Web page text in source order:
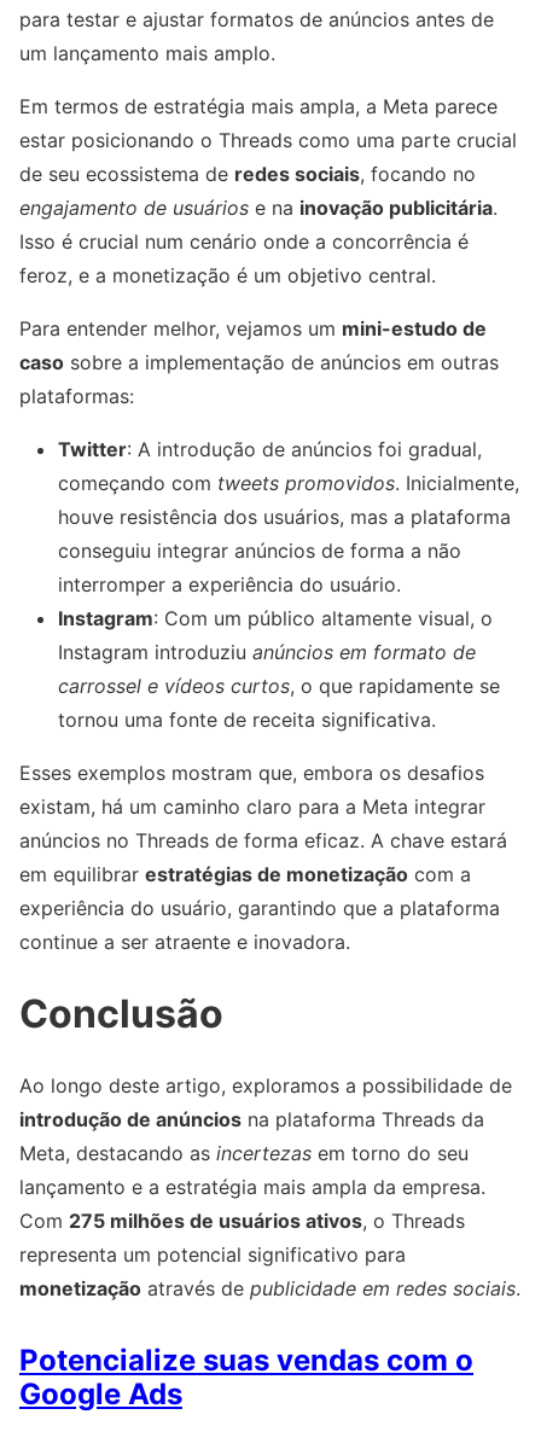
para testar e ajustar formatos de anúncios antes de
um lançamento mais amplo.
Em termos de estratégia mais ampla, a Meta parece
estar posicionando o Threads como uma parte crucial
de seu ecossistema de redes sociais, focando no
engajamento de usuários e na inovação publicitária.
Isso é crucial num cenário onde a concorrência é
feroz, e a monetização é um objetivo central.
Para entender melhor, vejamos um mini-estudo de
caso sobre a implementação de anúncios em outras
plataformas:
Twitter: A introdução de anúncios foi gradual,
começando com tweets promovidos. Inicialmente,
houve resistência dos usuários, mas a plataforma
conseguiu integrar anúncios de forma a não
interromper a experiência do usuário.
Instagram: Com um público altamente visual, o
Instagram introduziu anúncios em formato de
carrossel e vídeos curtos, o que rapidamente se
tornou uma fonte de receita significativa.
Esses exemplos mostram que, embora os desafios
existam, há um caminho claro para a Meta integrar
anúncios no Threads de forma eficaz. A chave estará
em equilibrar estratégias de monetização com a
experiência do usuário, garantindo que a plataforma
continue a ser atraente e inovadora.
Conclusão
Ao longo deste artigo, exploramos a possibilidade de
introdução de anúncios na plataforma Threads da
Meta, destacando as incertezas em torno do seu
lançamento e a estratégia mais ampla da empresa.
Com 275 milhões de usuários ativos, o Threads
representa um potencial significativo para
monetização através de publicidade em redes sociais.
Potencialize suas vendas com o
Google Ads